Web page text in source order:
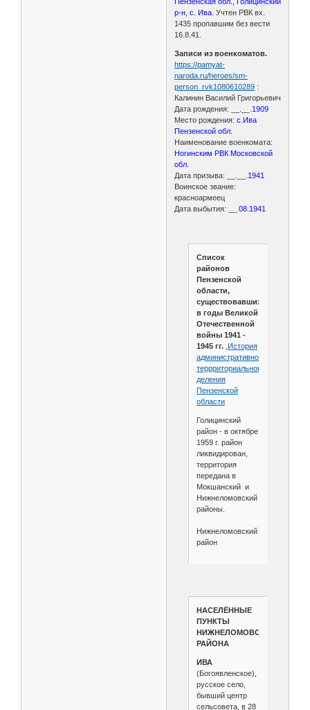
р-н, с. Ива . Учтен РВК вх.
1435 пропавшим без вести
16.8.41.
Записи из военкоматов.
https://pamyat-
naroda.ru/heroes/sm-
person_rvk1080610289 :
Калинин Василий Григорьевич
Дата рождения: __.__. 1909
Место рождения:с.Ива
Пензенской обл.
Наименование военкомата:
Ногинским РВК Московской
обл.
Дата призыва: __.__. 1941
Воинское звание:
красноармеец
Дата выбытия: __.08.1941
Список
районов
Пензенской
области,
существовавших
в годы Великой
Отечественной
войны 1941 -
1945 гг.
,История
административно-
террриториального
деления
Пензенской
области
Голицинский
район - в октябре
1959 г. район
ликвидирован,
территория
передана в
Мокшанский и
Нижнеломовский
районы.
Нижнеломовский
район
НАСЕЛЁННЫЕ
ПУНКТЫ
НИЖНЕЛОМОВСКОГО
РАЙОНА
ИВА
(Богоявленское),
русское село,
бывший центр
сельсовета, в 28